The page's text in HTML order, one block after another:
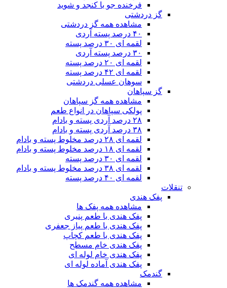
فرخنده جو با کنجد و شوید
گز دردشتی
مشاهده همه گز دردشتی
۴۰ درصد پسته آردی
لقمه ای ۳۰ درصد پسته
۳۰ درصد پسته آردی
لقمه ای ۲۰ درصد پسته
لقمه ای ۴۲ درصد پسته
سوهان عسلی دردشتی
گز سپاهان
مشاهده همه گز سپاهان
پولکی سپاهان در انواع طعم
۲۸ درصد آردی پسته و بادام
۳۸ درصد آردی پسته و بادام
لقمه ای ۲۸ درصد مخلوط پسته و بادام
لقمه ای ۱۸ درصد مخلوط پسته و بادام
لقمه ای ۳۰ درصد پسته
لقمه ای ۳۸ درصد مخلوط پسته و بادام
لقمه ای ۴۰ درصد پسته
تنقلات
پفک هندی
مشاهده همه پفک ها
پفک هندی با طعم پنیری
پفک هندی با طعم پیاز جعفری
پفک هندی با طعم کچاپ
پفک هندی خام مسطح
پفک هندی خام لوله ای
پفک هندی آماده لوله ای
گندمک
مشاهده همه گندمک ها